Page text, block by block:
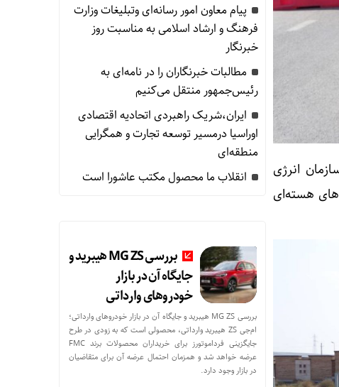
انرژی
امروز جمعه ۲۵ آبان از سایت‌های هسته‌ای
پیام معاون امور رسانه‌ای وتبلیغات وزارت
فرهنگ و ارشاد اسلامی به مناسبت روز
خبرنگار
مطالبات خبرنگاران را در نامه‌ای به
رئیس‌جمهور منتقل می‌کنیم
ایران،شریک راهبردی اتحادیه اقتصادی
اوراسیا درمسیر توسعه تجارت و همگرایی
منطقه‌ای
انقلاب ما محصول مکتب عاشورا است
بررسی MG ZS هیبرید و
جایگاه آن در بازار
خودروهای وارداتی
بررسی MG ZS هیبرید و جایگاه آن در بازار خودروهای وارداتی؛
ام‌جی ZS هیبرید وارداتی، محصولی است که به زودی در طرح
جایگزینی فرداموتورز برای خریداران محصولات برند FMC
عرضه خواهد شد و همزمان احتمال عرضه آن برای متقاضیان
در بازار وجود دارد.